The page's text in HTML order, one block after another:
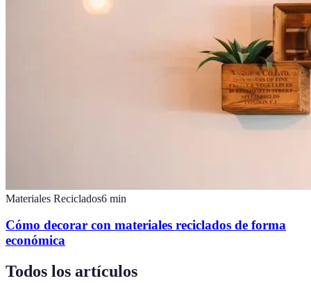
Materiales Reciclados6 min
Cómo decorar con materiales reciclados de forma
económica
Todos los artículos